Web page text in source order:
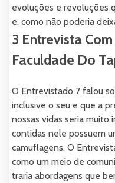
evoluções e revoluções
e, como não poderia
3 Entrevista
Faculdade Do
O Entrevistado 7 falou
inclusive o seu e que a
nossas vidas seria muito
contidas nele possuem
camuflagens. O
como um meio de
traria abordagens que